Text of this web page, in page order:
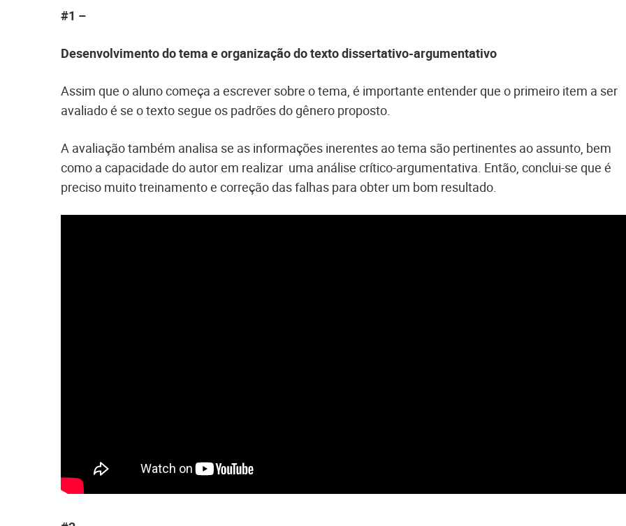
#1 –
Desenvolvimento do tema e organização do texto dissertativo-argumentativo
Assim que o aluno começa a escrever sobre o tema, é importante entender que o primeiro item a ser
avaliado é se o texto segue os padrões do gênero proposto.
A avaliação também analisa se as informações inerentes ao tema são pertinentes ao assunto, bem
como a capacidade do autor em realizar uma análise crítico-argumentativa. Então, conclui-se que é
preciso muito treinamento e correção das falhas para obter um bom resultado.